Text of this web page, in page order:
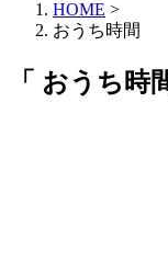
HOME >
おうち時間
「 おうち時